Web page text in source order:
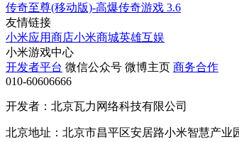
传奇至尊(移动版)-高爆传奇游戏 3.6
友情链接
小米应用商店小米商城英雄互娱
小米游戏中心
开发者平台 微信公众号 微博主页 商务合作
010-60606666
开发者：北京瓦力网络科技有限公司
北京地址：北京市昌平区安居路小米智慧产业